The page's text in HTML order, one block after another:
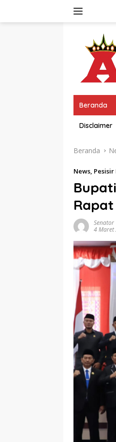
Beranda
Disclaimer
Beranda
News,
Senator
4 Maret